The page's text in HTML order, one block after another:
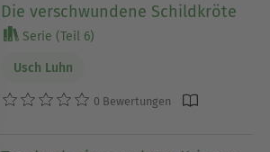
Die verschwundene Schildkröte
Serie (Teil 6)
Usch Luhn
0 Bewertungen